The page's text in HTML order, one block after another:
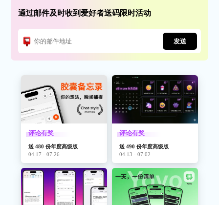
通过邮件及时收到爱好者送码限时活动
发送
评论有奖
送 480 份年度高级版
04.17 - 07.26
评论有奖
送 490 份年度高级版
04.13 - 07.02